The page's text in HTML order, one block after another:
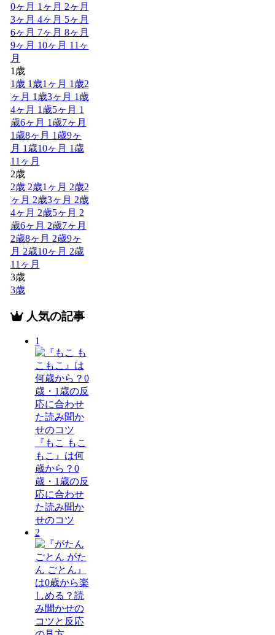
0ヶ月 1ヶ月 2ヶ月
3ヶ月 4ヶ月 5ヶ月
6ヶ月 7ヶ月 8ヶ月
9ヶ月 10ヶ月 11ヶ
月
1歳
1歳 1歳1ヶ月 1歳2
ヶ月 1歳3ヶ月 1歳
4ヶ月 1歳5ヶ月 1
歳6ヶ月 1歳7ヶ月
1歳8ヶ月 1歳9ヶ
月 1歳10ヶ月 1歳
11ヶ月
2歳
2歳 2歳1ヶ月 2歳2
ヶ月 2歳3ヶ月 2歳
4ヶ月 2歳5ヶ月 2
歳6ヶ月 2歳7ヶ月
2歳8ヶ月 2歳9ヶ
月 2歳10ヶ月 2歳
11ヶ月
3歳
3歳
人気の記事
1
『もこ もこ
もこ』は何
歳から？0
歳・1歳の反
応に合わせ
た読み聞か
せのコツ
2